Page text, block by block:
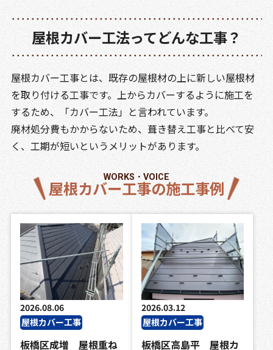
屋根カバー工法ってどんな工事？
屋根カバー工事とは、既存の屋根材の上に新しい屋根材
を取り付ける工事です。上からカバーするように施工を
するため、「カバー工法」と言われています。
廃材処分費もかからないため、葺き替え工事と比べて安
く、工期が短いというメリットがあります。
屋根カバー工事の施工事例
WORKS・VOICE
2026.08.06
板橋区成増 屋根重ね
屋根カバー工事
2026.03.12
板橋区高島平 屋根カ
屋根カバー工事